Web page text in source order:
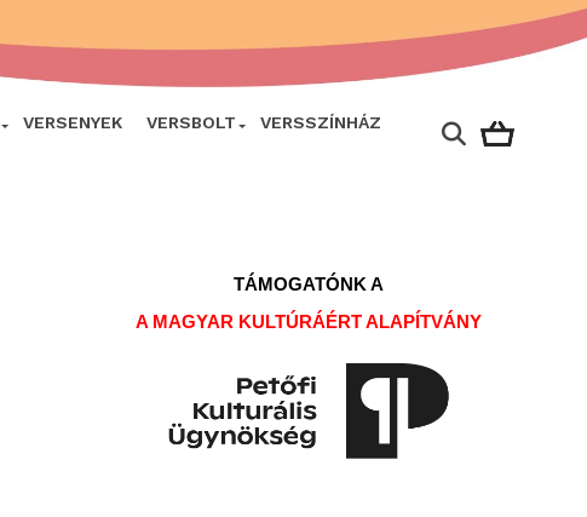
VERSENYEK VERSBOLT VERSSZÍNHÁZ
TÁMOGATÓNK A
A MAGYAR KULTÚRÁÉRT ALAPÍTVÁNY